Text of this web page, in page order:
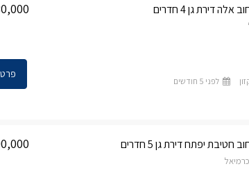
דירת גן 4 חדרים
לפני 5 חודשים
יפתח דירת גן 5 חדרים